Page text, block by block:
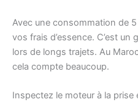
Avec une consommation de
vos frais d’essence. C’est
lors de longs trajets. Au
cela compte beaucoup.
Inspectez le moteur à la prise